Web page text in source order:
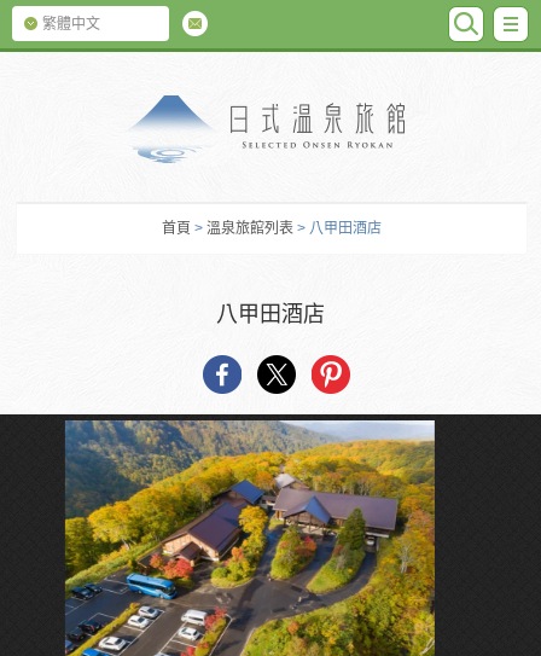
繁體中文
首頁 > 溫泉旅館列表 > 八甲田酒店
八甲田酒店